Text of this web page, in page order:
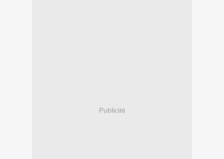
Publicité